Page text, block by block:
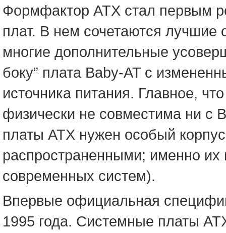
Формфактор ATX стал первым
плат. В нем сочетаются лучшие
многие дополнительные
боку” плата Baby-AT с
источника питания. Главное,
физически не совместима ни с
платы ATX нужен особый
распространенными; именно
современных систем).
Впервые официальная
1995 года. Системные платы